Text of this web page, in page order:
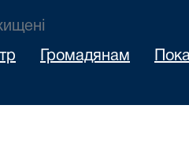
Громадянам